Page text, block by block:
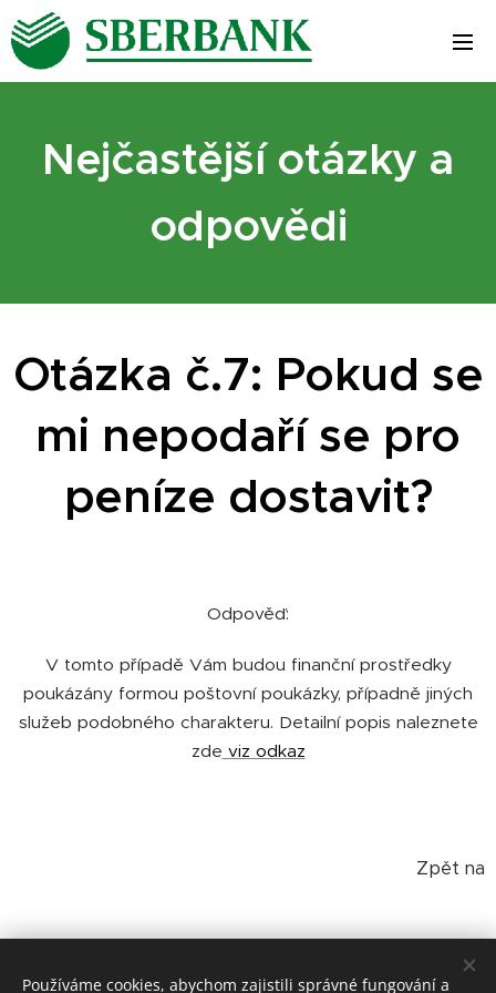
Nejčastější otázky a
odpovědi
Otázka č.7: Pokud se
mi nepodaří se pro
peníze dostavit?
Odpověď:
V tomto případě Vám budou finanční prostředky
poukázány formou poštovní poukázky, případně jiných
služeb podobného charakteru. Detailní popis naleznete
zde viz odkaz
Zpět na
Otázky a odpovědi
Používáme cookies, abychom zajistili správné fungování a